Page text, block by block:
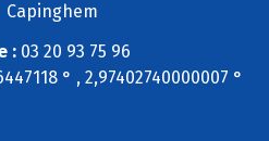
Capinghem
: 03 20 93 75 96
° , 2,97402740000007 °